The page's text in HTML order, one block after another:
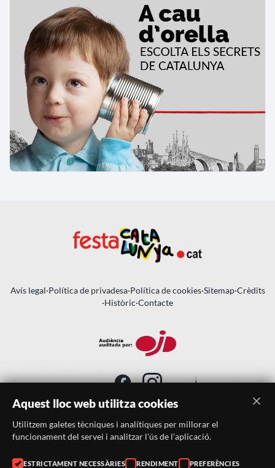
Avís legal·Política de privadesa·Política de cookies·Sitemap·Crèdits
·Històric·Contacte
SUBSCRIU-TE AL BUTLLETÍ
Telèfon: 938046359
Aquest lloc web utilitza cookies
Utilitzem galetes tècniques i analítiques per millorar el
funcionament del servei i analitzar l'ús de l'aplicació.
ESTRICTAMENT NECESSÀRIES RENDIMENT PREFERÈNCIES